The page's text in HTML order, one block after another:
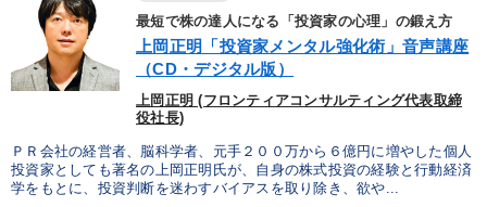
最短で株の達人になる「投資家の心理」の鍛え方
上岡正明「投資家メンタル強化術」音声講座
（CD・デジタル版）
上岡正明 (フロンティアコンサルティング代表取締
役社長)
ＰＲ会社の経営者、脳科学者、元手２００万から６億円に増やした個人
投資家としても著名の上岡正明氏が、自身の株式投資の経験と行動経済
学をもとに、投資判断を迷わすバイアスを取り除き、欲や...